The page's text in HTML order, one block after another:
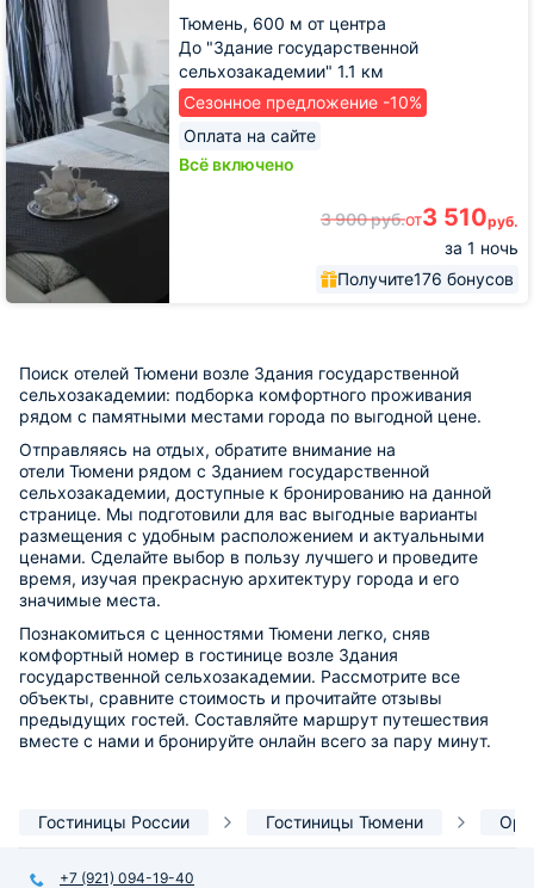
Тюмень, 600 м от центра
До "Здание государственной
сельхозакадемии" 1.1 км
Сезонное предложение -10%
Оплата на сайте
Всё включено
3 900руб.от3 510руб.
за 1 ночь
Получите176 бонусов
Поиск отелей Тюмени возле Здания государственной
сельхозакадемии: подборка комфортного проживания
рядом с памятными местами города по выгодной цене.
Отправляясь на отдых, обратите внимание на
отели Тюмени рядом с Зданием государственной
сельхозакадемии, доступные к бронированию на данной
странице. Мы подготовили для вас выгодные варианты
размещения с удобным расположением и актуальными
ценами. Сделайте выбор в пользу лучшего и проведите
время, изучая прекрасную архитектуру города и его
значимые места.
Познакомиться с ценностями Тюмени легко, сняв
комфортный номер в гостинице возле Здания
государственной сельхозакадемии. Рассмотрите все
объекты, сравните стоимость и прочитайте отзывы
предыдущих гостей. Составляйте маршрут путешествия
вместе с нами и бронируйте онлайн всего за пару минут.
Гостиницы России Гостиницы Тюмени
+7 (921) 094-19-40